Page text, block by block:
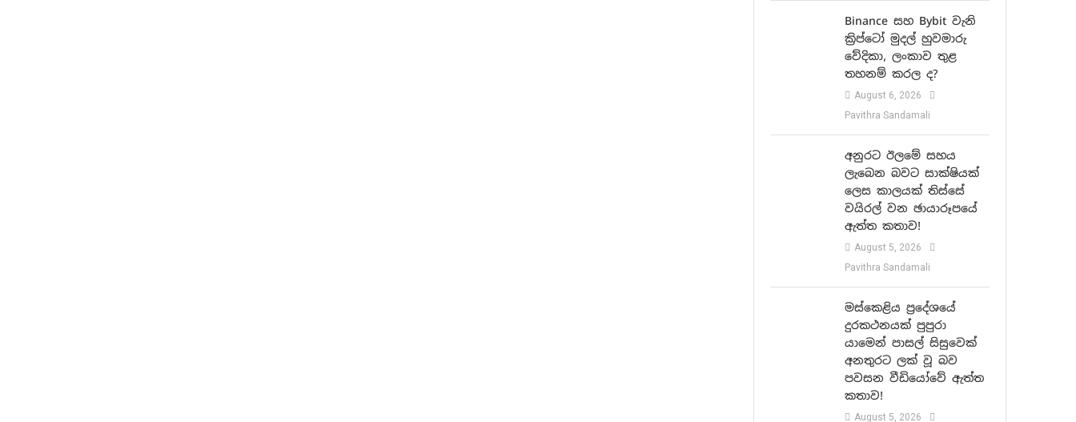
Binance සහ Bybit වැනි
ක්‍රිප්ටෝ මුදල් හුවමාරු
වේදිකා, ලංකාව තුළ
තහනම් කරල ද?
August 6, 2026
Pavithra Sandamali
අනුරට ඊලමේ සහය
ලැබෙන බවට සාක්ෂියක්
ලෙස කාලයක් තිස්සේ
වයිරල් වන ඡායාරූපයේ
ඇත්ත කතාව!
August 5, 2026
Pavithra Sandamali
මස්කෙළිය ප්‍රදේශයේ
දුරකථනයක් පුපුරා
යාමෙන් පාසල් සිසුවෙක්
අනතුරට ලක් වූ බව
පවසන වීඩියෝවේ ඇත්ත
කතාව!
August 5, 2026